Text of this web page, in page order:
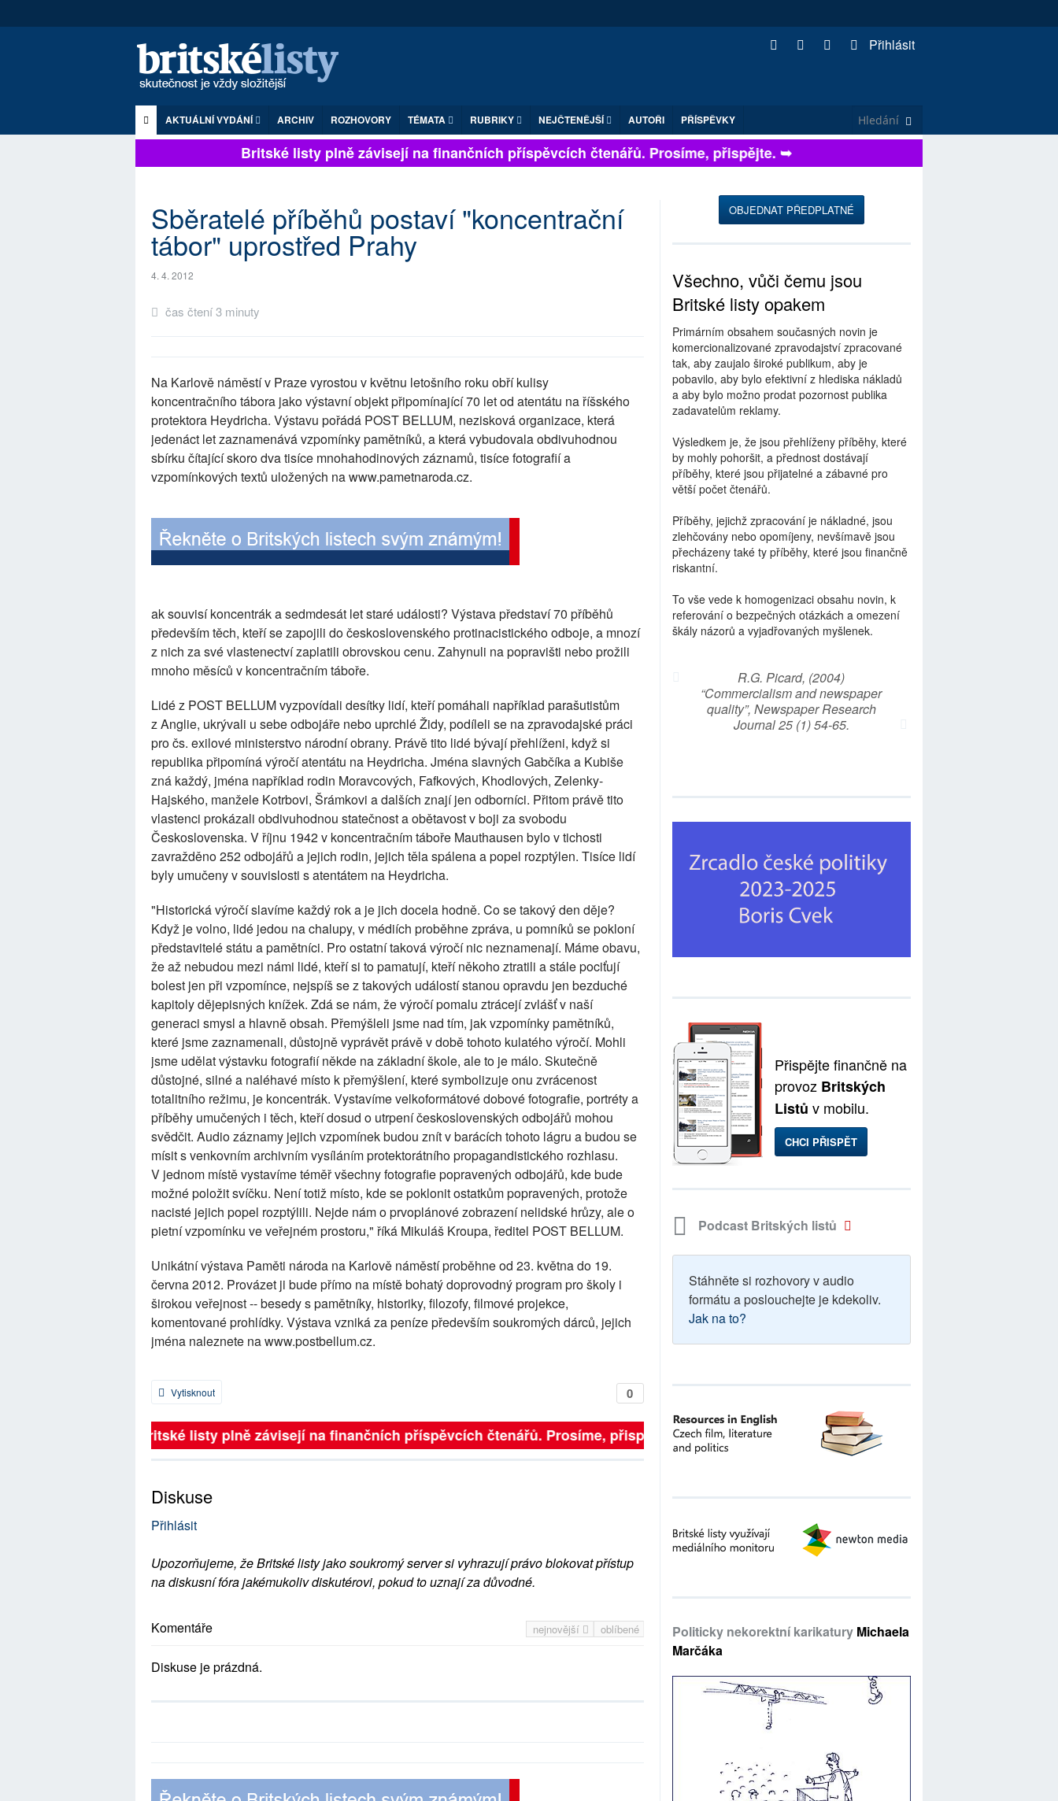
Přihlásit
AKTUÁLNÍ VYDÁNÍ ARCHIV ROZHOVORY TÉMATA RUBRIKY NEJČTENĚJŠÍ AUTOŘI PŘÍSPĚVKY
Britské listy plně závisejí na finančních příspěvcích čtenářů. Prosíme, přispějte. ➥
Sběratelé příběhů postaví "koncentrační
tábor" uprostřed Prahy
4. 4. 2012
čas čtení 3 minuty
Na Karlově náměstí v Praze vyrostou v květnu letošního roku obří kulisy
koncentračního tábora jako výstavní objekt připomínající 70 let od atentátu na říšského
protektora Heydricha. Výstavu pořádá POST BELLUM, nezisková organizace, která
jedenáct let zaznamenává vzpomínky pamětníků, a která vybudovala obdivuhodnou
sbírku čítající skoro dva tisíce mnohahodinových záznamů, tisíce fotografií a
vzpomínkových textů uložených na www.pametnaroda.cz.
ak souvisí koncentrák a sedmdesát let staré události? Výstava představí 70 příběhů
především těch, kteří se zapojili do československého protinacistického odboje, a mnozí
z nich za své vlastenectví zaplatili obrovskou cenu. Zahynuli na popravišti nebo prožili
mnoho měsíců v koncentračním táboře.
Lidé z POST BELLUM vyzpovídali desítky lidí, kteří pomáhali například parašutistům
z Anglie, ukrývali u sebe odbojáře nebo uprchlé Židy, podíleli se na zpravodajské práci
pro čs. exilové ministerstvo národní obrany. Právě tito lidé bývají přehlíženi, když si
republika připomíná výročí atentátu na Heydricha. Jména slavných Gabčíka a Kubiše
zná každý, jména například rodin Moravcových, Fafkových, Khodlových, Zelenky-
Hajského, manžele Kotrbovi, Šrámkovi a dalších znají jen odborníci. Přitom právě tito
vlastenci prokázali obdivuhodnou statečnost a obětavost v boji za svobodu
Československa. V říjnu 1942 v koncentračním táboře Mauthausen bylo v tichosti
zavražděno 252 odbojářů a jejich rodin, jejich těla spálena a popel rozptýlen. Tisíce lidí
byly umučeny v souvislosti s atentátem na Heydricha.
"Historická výročí slavíme každý rok a je jich docela hodně. Co se takový den děje?
Když je volno, lidé jedou na chalupy, v médiích proběhne zpráva, u pomníků se pokloní
představitelé státu a pamětníci. Pro ostatní taková výročí nic neznamenají. Máme obavu,
že až nebudou mezi námi lidé, kteří si to pamatují, kteří někoho ztratili a stále pociťují
bolest jen při vzpomínce, nejspíš se z takových událostí stanou opravdu jen bezduché
kapitoly dějepisných knížek. Zdá se nám, že výročí pomalu ztrácejí zvlášť v naší
generaci smysl a hlavně obsah. Přemýšleli jsme nad tím, jak vzpomínky pamětníků,
které jsme zaznamenali, důstojně vyprávět právě v době tohoto kulatého výročí. Mohli
jsme udělat výstavku fotografií někde na základní škole, ale to je málo. Skutečně
důstojné, silné a naléhavé místo k přemýšlení, které symbolizuje onu zvrácenost
totalitního režimu, je koncentrák. Vystavíme velkoformátové dobové fotografie, portréty a
příběhy umučených i těch, kteří dosud o utrpení československých odbojářů mohou
svědčit. Audio záznamy jejich vzpomínek budou znít v barácích tohoto lágru a budou se
mísit s venkovním archivním vysíláním protektorátního propagandistického rozhlasu.
V jednom místě vystavíme téměř všechny fotografie popravených odbojářů, kde bude
možné položit svíčku. Není totiž místo, kde se poklonit ostatkům popravených, protože
nacisté jejich popel rozptýlili. Nejde nám o prvoplánové zobrazení nelidské hrůzy, ale o
pietní vzpomínku ve veřejném prostoru," říká Mikuláš Kroupa, ředitel POST BELLUM.
Unikátní výstava Paměti národa na Karlově náměstí proběhne od 23. května do 19.
června 2012. Provázet ji bude přímo na místě bohatý doprovodný program pro školy i
širokou veřejnost -- besedy s pamětníky, historiky, filozofy, filmové projekce,
komentované prohlídky. Výstava vzniká za peníze především soukromých dárců, jejich
jména naleznete na www.postbellum.cz.
0
Vytisknout
Britské listy plně závisejí na finančních příspěvcích čtenářů. Prosíme, přispějte. ➥
Diskuse
Přihlásit
Upozorňujeme, že Britské listy jako soukromý server si vyhrazují právo blokovat přístup
na diskusní fóra jakémukoliv diskutérovi, pokud to uznají za důvodné.
nejnovější oblíbené
Komentáře
Diskuse je prázdná.
OBJEDNAT PŘEDPLATNÉ
Všechno, vůči čemu jsou
Britské listy opakem
Primárním obsahem současných novin je
komercionalizované zpravodajství zpracované
tak, aby zaujalo široké publikum, aby je
pobavilo, aby bylo efektivní z hlediska nákladů
a aby bylo možno prodat pozornost publika
zadavatelům reklamy.
Výsledkem je, že jsou přehlíženy příběhy, které
by mohly pohoršit, a přednost dostávají
příběhy, které jsou přijatelné a zábavné pro
větší počet čtenářů.
Příběhy, jejichž zpracování je nákladné, jsou
zlehčovány nebo opomíjeny, nevšímavě jsou
přecházeny také ty příběhy, které jsou finančně
riskantní.
To vše vede k homogenizaci obsahu novin, k
referování o bezpečných otázkách a omezení
škály názorů a vyjadřovaných myšlenek.
R.G. Picard, (2004)
“Commercialism and newspaper
quality”, Newspaper Research
Journal 25 (1) 54-65.
Přispějte finančně na
provoz Britských
Listů v mobilu.
CHCI PŘISPĚT
Podcast Britských listů
Stáhněte si rozhovory v audio
formátu a poslouchejte je kdekoliv.
Jak na to?
Politicky nekorektní karikatury Michaela
Marčáka